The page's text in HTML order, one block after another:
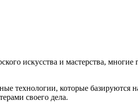
искусства и мастерства,
технологии, которые
своего дела.